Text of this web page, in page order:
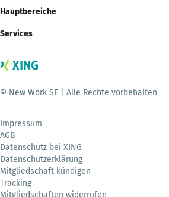
Hauptbereiche
Services
© New Work SE | Alle Rechte vorbehalten
Impressum
AGB
Datenschutz bei XING
Datenschutzerklärung
Mitgliedschaft kündigen
Tracking
Mitgliedschaften widerrufen